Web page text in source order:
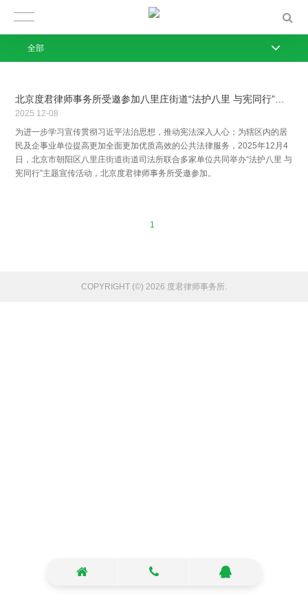
2025 12-08
为进一步学习宣传贯彻习近平法治思想，推动宪法深入人心；为辖区内的居
民及企事业单位提高更加全面更加优质高效的公共法律服务，2025年12月4
日，北京市朝阳区八里庄街道街道司法所联合多家单位共同举办“法护八里 与
宪同行”主题宣传活动，北京度君律师事务所受邀参加。
1
COPYRIGHT (©) 2026 度君律师事务所.
全部